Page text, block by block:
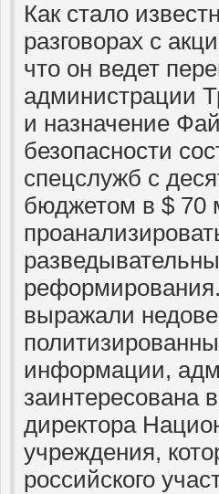
Как стало
разговорах с
что он ведет
администрации
и назначение
безопасности
спецслужб с
бюджетом в $ 70
выражали
информации,
заинтересована
директора
учреждения,
российского